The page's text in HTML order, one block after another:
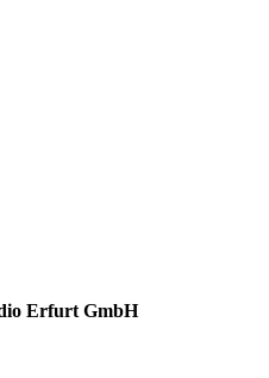
Erfurt GmbH